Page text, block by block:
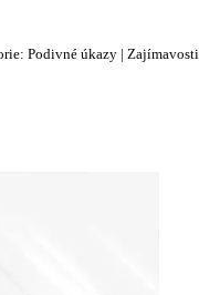
Podivné úkazy Zajímavosti